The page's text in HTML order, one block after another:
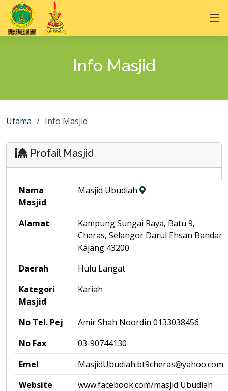
Info Masjid
Utama Info Masjid
Profail Masjid
Nama
Masjid
Masjid Ubudiah
Alamat
Kampung Sungai Raya, Batu 9,
Cheras, Selangor Darul Ehsan Bandar
Kajang 43200
Daerah
Hulu Langat
Kategori
Masjid
Kariah
No Tel. Pej
Amir Shah Noordin 0133038456
No Fax
03-90744130
Emel
MasjidUbudiah.bt9cheras@yahoo.com
Website
www.facebook.com/masjid Ubudiah